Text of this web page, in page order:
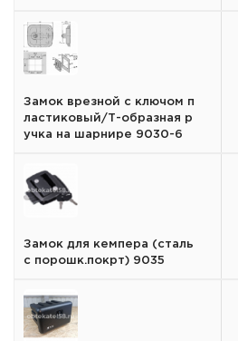
Замок врезной с ключом п
ластиковый/Т-образная р
учка на шарнире 9030-6
Замок для кемпера (сталь
с порошк.покрт) 9035